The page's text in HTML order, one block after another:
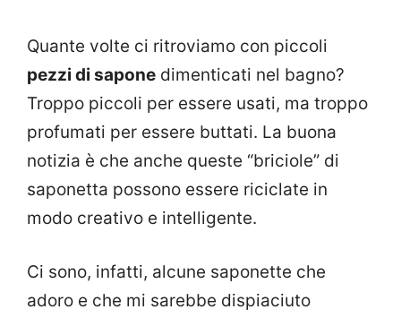
Quante volte ci ritroviamo con piccoli
pezzi di sapone dimenticati nel bagno?
Troppo piccoli per essere usati, ma troppo
profumati per essere buttati. La buona
notizia è che anche queste “briciole” di
saponetta possono essere riciclate in
modo creativo e intelligente.
Ci sono, infatti, alcune saponette che
adoro e che mi sarebbe dispiaciuto